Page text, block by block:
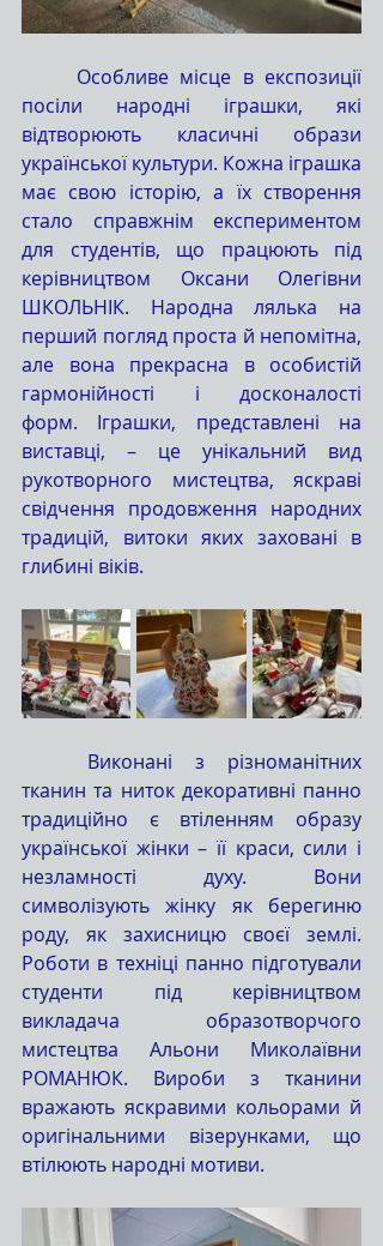
посіли народні іграшки, які
відтворюють класичні образи
української культури. Кожна іграшка
має свою історію, а їх створення
стало справжнім експериментом
для студентів, що працюють під
керівництвом Оксани Олегівни
ШКОЛЬНІК. Народна лялька на
перший погляд проста й непомітна,
але вона прекрасна в особистій
гармонійності і досконалості
форм. Іграшки, представлені на
виставці, – це унікальний вид
рукотворного мистецтва, яскраві
свідчення продовження народних
традицій, витоки яких заховані в
глибині віків.
тканин та ниток декоративні панно
традиційно є втіленням образу
української жінки – її краси, сили і
незламності духу. Вони
символізують жінку як берегиню
роду, як захисницю своєї землі.
Роботи в техніці панно підготували
студенти під керівництвом
викладача образотворчого
мистецтва Альони Миколаївни
РОМАНЮК. Вироби з тканини
вражають яскравими кольорами й
оригінальними візерунками, що
втілюють народні мотиви.